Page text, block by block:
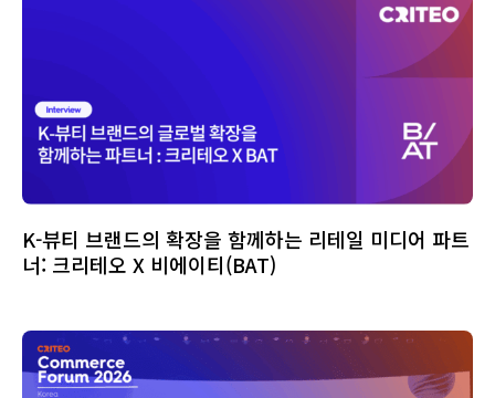
K-뷰티 브랜드의 확장을 함께하는 리테일 미디어 파트
너: 크리테오 X 비에이티(BAT)